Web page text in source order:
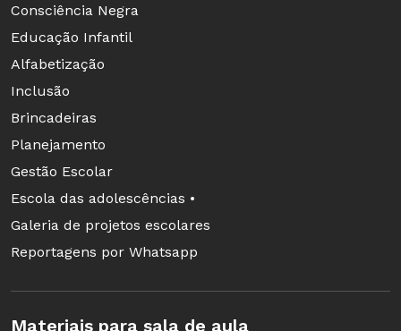
Consciência Negra
Educação Infantil
Alfabetização
Inclusão
Brincadeiras
Planejamento
Gestão Escolar
Escola das adolescências •
Galeria de projetos escolares
Reportagens por Whatsapp
Materiais para sala de aula